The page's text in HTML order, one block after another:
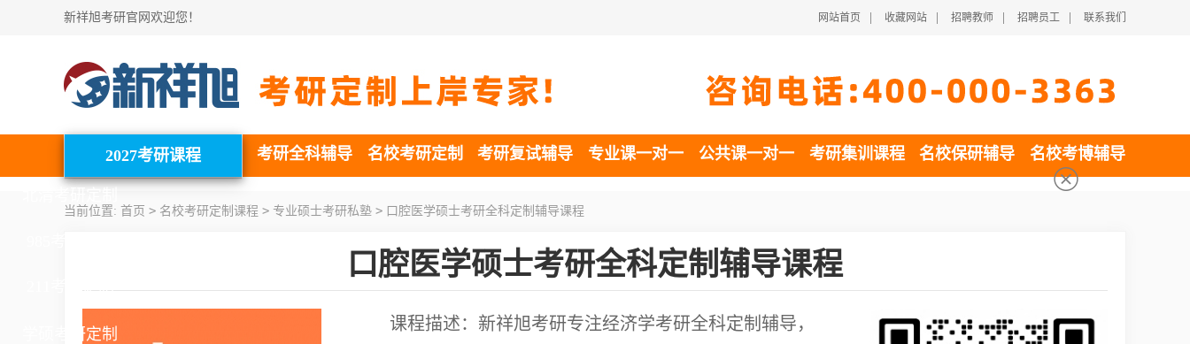
新祥旭考研官网欢迎您！ 网站首页 收藏网站 招聘教师 招聘员工 联系我们
2027考研课程 考研全科辅导 名校考研定制 考研复试辅导 专业课一对一 公共课一对一 考研集训课程 名校保研辅导 名校考博辅导
当前位置: 首页 > 名校考研定制课程 > 专业硕士考研私塾 > 口腔医学硕士考研全科定制辅导课程
口腔医学硕士考研全科定制辅导课程
课程描述：新祥旭考研专注经济学考研全科定制辅导，
211考研定制
学硕考研定制